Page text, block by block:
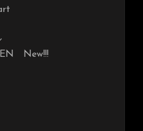
New!!!